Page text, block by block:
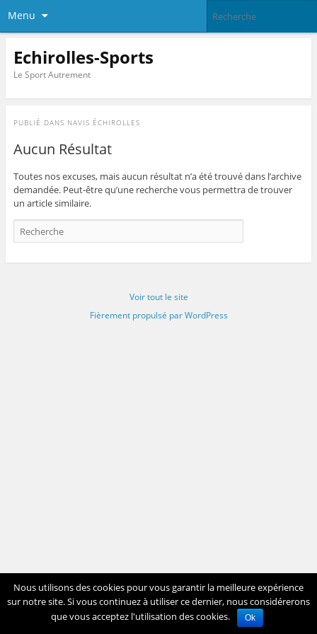
Menu
Echirolles-Sports
Le Sport Autrement
PUBLIÉ DANS NAVIS ÉCHIROLLES
Aucun Résultat
Toutes nos excuses, mais aucun résultat n’a été trouvé dans l’archive
demandée. Peut-être qu’une recherche vous permettra de trouver
un article similaire.
Voir tout le site
Fièrement propulsé par WordPress
Nous utilisons des cookies pour vous garantir la meilleure expérience
sur notre site. Si vous continuez à utiliser ce dernier, nous considérerons
que vous acceptez l'utilisation des cookies.
Ok